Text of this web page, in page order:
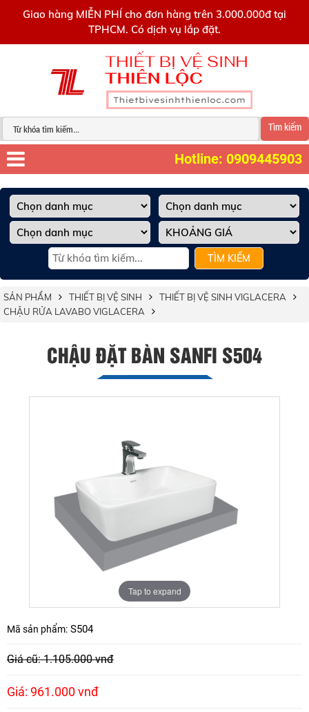
Giao hàng MIỄN PHÍ cho đơn hàng trên 3.000.000đ tại
TPHCM. Có dịch vụ lắp đặt.
Tìm kiếm
Hotline: 0909445903
TÌM KIẾM
SẢN PHẨM THIẾT BỊ VỆ SINH
THIẾT BỊ VỆ SINH VIGLACERA
CHẬU RỬA LAVABO VIGLACERA
CHẬU ĐẶT BÀN SANFI S504
Tap to expand
Mã sản phẩm: S504
Giá cũ: 1.105.000 vnđ
Giá: 961.000 vnđ
0909445903